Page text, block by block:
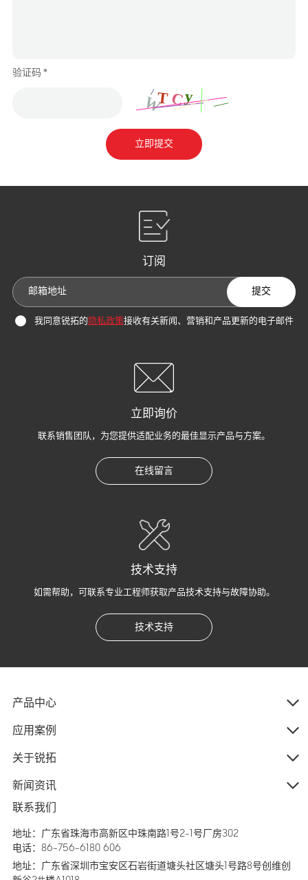
验证码 *
立即提交
订阅
提交
我同意锐拓的 隐私政策接收有关新闻、营销和产品更新的电子邮件
立即询价
联系销售团队，为您提供适配业务的最佳显示产品与方案。
在线留言
技术支持
如需帮助，可联系专业工程师获取产品技术支持与故障协助。
技术支持
产品中心
应用案例
关于锐拓
新闻资讯
联系我们
地址：广东省珠海市高新区中珠南路1号2-1号厂房302
电话：86-756-6180 606
地址：广东省深圳市宝安区石岩街道塘头社区塘头1号路8号创维创